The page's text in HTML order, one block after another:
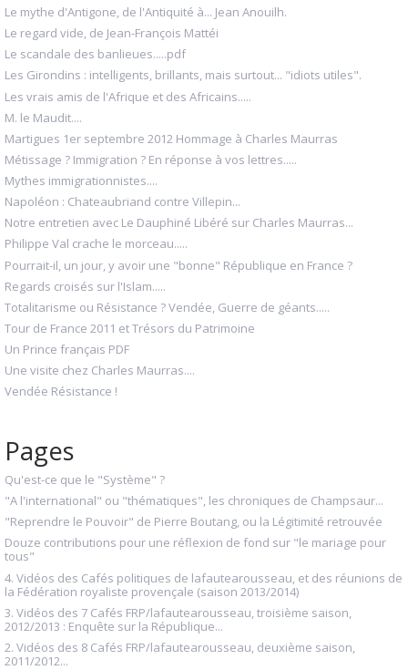
Le mythe d'Antigone, de l'Antiquité à... Jean Anouilh.
Le regard vide, de Jean-François Mattéi
Le scandale des banlieues.....pdf
Les Girondins : intelligents, brillants, mais surtout... "idiots utiles".
Les vrais amis de l'Afrique et des Africains.....
M. le Maudit....
Martigues 1er septembre 2012 Hommage à Charles Maurras
Métissage ? Immigration ? En réponse à vos lettres.....
Mythes immigrationnistes....
Napoléon : Chateaubriand contre Villepin...
Notre entretien avec Le Dauphiné Libéré sur Charles Maurras...
Philippe Val crache le morceau.....
Pourrait-il, un jour, y avoir une "bonne" République en France ?
Regards croisés sur l'Islam.....
Totalitarisme ou Résistance ? Vendée, Guerre de géants.....
Tour de France 2011 et Trésors du Patrimoine
Un Prince français PDF
Une visite chez Charles Maurras....
Vendée Résistance !
Pages
Qu'est-ce que le "Système" ?
"A l'international" ou "thématiques", les chroniques de Champsaur...
"Reprendre le Pouvoir" de Pierre Boutang, ou la Légitimité retrouvée
Douze contributions pour une réflexion de fond sur "le mariage pour
tous"
4. Vidéos des Cafés politiques de lafautearousseau, et des réunions de
la Fédération royaliste provençale (saison 2013/2014)
3. Vidéos des 7 Cafés FRP/lafautearousseau, troisième saison,
2012/2013 : Enquête sur la République...
2. Vidéos des 8 Cafés FRP/lafautearousseau, deuxième saison,
2011/2012...